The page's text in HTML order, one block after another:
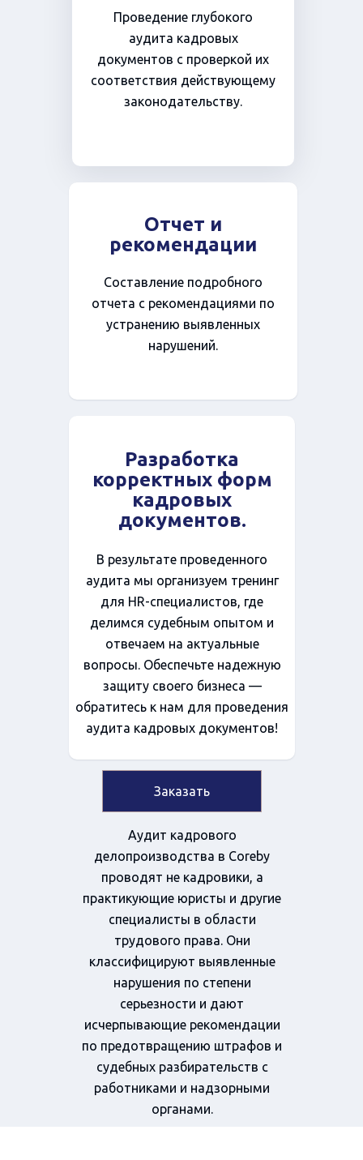
Проведение глубокого
аудита кадровых
документов с проверкой их
соответствия действующему
законодательству.
Разработка
корректных форм
кадровых
документов.
Аудит кадрового
делопроизводства в Coreby
проводят не кадровики, а
практикующие юристы и другие
специалисты в области
трудового права. Они
классифицируют выявленные
нарушения по степени
серьезности и дают
исчерпывающие рекомендации
по предотвращению штрафов и
судебных разбирательств с
работниками и надзорными
органами.
Отчет и
рекомендации
Составление подробного
отчета с рекомендациями по
устранению выявленных
нарушений.
В результате проведенного
аудита мы организуем тренинг
для HR-специалистов, где
делимся судебным опытом и
отвечаем на актуальные
вопросы. Обеспечьте надежную
защиту своего бизнеса —
обратитесь к нам для проведения
аудита кадровых документов!
Заказать